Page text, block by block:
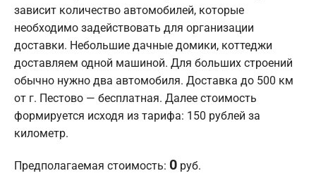
зависит количество автомобилей, которые
необходимо задействовать для организации
доставки. Небольшие дачные домики, коттеджи
доставляем одной машиной. Для больших строений
обычно нужно два автомобиля. Доставка до 500 км
от г. Пестово — бесплатная. Далее стоимость
формируется исходя из тарифа: 150 рублей за
километр.
Предполагаемая стоимость: 0 руб.